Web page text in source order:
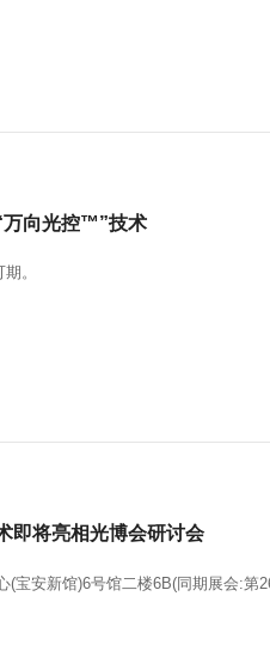
万向光控™️”技术
。
即将亮相光博会研讨会
宝安新馆)6号馆二楼6B(同期展会:第